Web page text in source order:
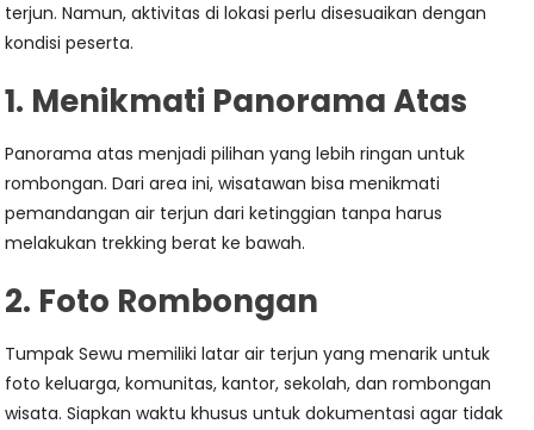
terjun. Namun, aktivitas di lokasi perlu disesuaikan dengan
kondisi peserta.
1. Menikmati Panorama Atas
Panorama atas menjadi pilihan yang lebih ringan untuk
rombongan. Dari area ini, wisatawan bisa menikmati
pemandangan air terjun dari ketinggian tanpa harus
melakukan trekking berat ke bawah.
2. Foto Rombongan
Tumpak Sewu memiliki latar air terjun yang menarik untuk
foto keluarga, komunitas, kantor, sekolah, dan rombongan
wisata. Siapkan waktu khusus untuk dokumentasi agar tidak